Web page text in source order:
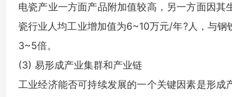
电瓷产业一方面产品附加值较高，另一方面因
瓷行业人均工业增加值为6~10万元/年?人，与
3~5倍。
(3) 易形成产业集群和产业链
工业经济能否可持续发展的一个关键因素是形